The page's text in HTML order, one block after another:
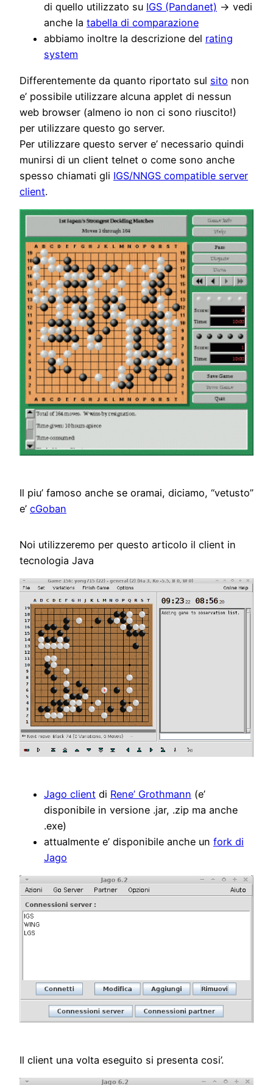
di quello utilizzato su IGS (Pandanet) -> vedi
anche la tabella di comparazione
abbiamo inoltre la descrizione del rating
system
Differentemente da quanto riportato sul sito non
e’ possibile utilizzare alcuna applet di nessun
web browser (almeno io non ci sono riuscito!)
per utilizzare questo go server.
Per utilizzare questo server e’ necessario quindi
munirsi di un client telnet o come sono anche
spesso chiamati gli IGS/NNGS compatible server
client.
Il piu’ famoso anche se oramai, diciamo, “vetusto”
e’ cGoban
Noi utilizzeremo per questo articolo il client in
tecnologia Java
Jago client di Rene’ Grothmann (e’
disponibile in versione .jar, .zip ma anche
.exe)
attualmente e’ disponibile anche un fork di
Jago
Il client una volta eseguito si presenta cosi’.